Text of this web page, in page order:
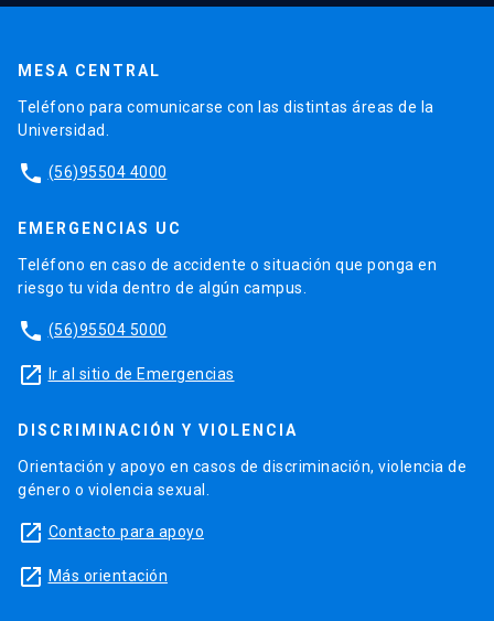
MESA CENTRAL
Teléfono para comunicarse con las distintas áreas de la
Universidad.
phone (56)95504 4000
EMERGENCIAS UC
Teléfono en caso de accidente o situación que ponga en
riesgo tu vida dentro de algún campus.
phone (56)95504 5000
launch Ir al sitio de Emergencias
DISCRIMINACIÓN Y VIOLENCIA
Orientación y apoyo en casos de discriminación, violencia de
género o violencia sexual.
launch Contacto para apoyo
launch Más orientación